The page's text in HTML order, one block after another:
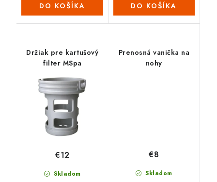
DO KOŠÍKA DO KOŠÍKA
Držiak pre kartušový
filter MSpa
Skladom
€12
Prenosná vanička na
nohy
Skladom
€8